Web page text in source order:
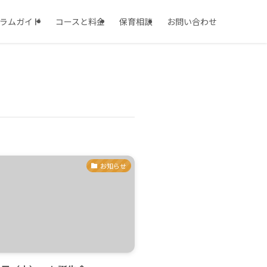
ムガイド コースと料金 保育相談 お問い合わせ
お知らせ